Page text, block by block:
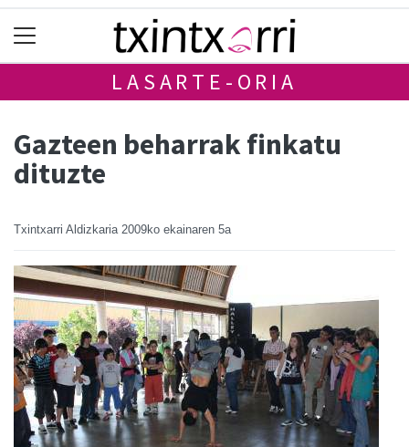
LASARTE-ORIA
Gazteen beharrak finkatu
dituzte
Txintxarri Aldizkaria 2009ko ekainaren 5a